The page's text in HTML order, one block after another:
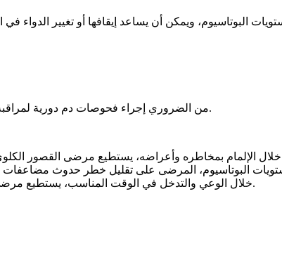
البوتاسيوم، ويمكن أن يساعد إيقافها أو تغيير الدواء
من الضروري إجراء فحوصات دم دورية لمراقبة مستويات البوتاسيوم، فهي تُسهل الكشف المبكر عن أي مضاعفات وتعديل العلاج.
الإلمام بمخاطره وأعراضه، يستطيع مرضى القصور
مستويات البوتاسيوم، المرضى على تقليل خطر حدوث
خلال الوعي والتدخل في الوقت المناسب، يستطيع مرضى القصور الكلوي المزمن مواجهة فرط بوتاسيوم الدم بشجاعة بدلًا من الخوف منه.